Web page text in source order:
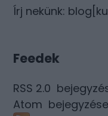
Írj nekünk:
Feedek
RSS 2.0
Atom